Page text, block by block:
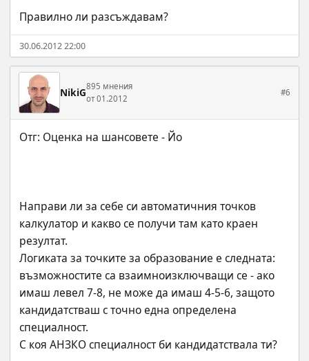
Правилно ли разсъждавам?
30.06.2012 22:00
NikiG895 мнения
от 01.2012
#6
Направи ли за себе си автоматичния точков
калкулатор и какво се получи там като краен
резултат.
Логиката за точките за образование е следната:
възможностите са взаимноизключващи се - ако
имаш левел 7-8, не може да имаш 4-5-6, защото
кандидатстваш с точно една определена
специалност.
С коя АНЗКО специалност би кандидатствала ти?